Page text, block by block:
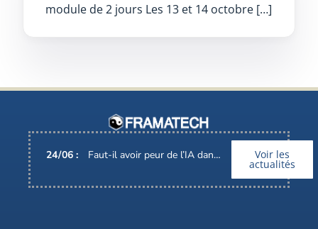
module de 2 jours Les 13 et 14 octobre […]
24/06 : Faut-il avoir peur de l’IA dans nos métiers ? Voir les
actualités